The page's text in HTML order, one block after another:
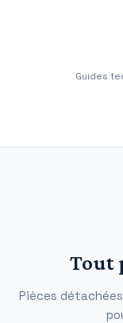
Guides
Tout
Pièces